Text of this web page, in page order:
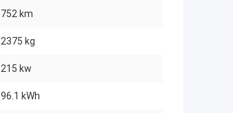
752 km
2375 kg
215 kw
96.1 kWh